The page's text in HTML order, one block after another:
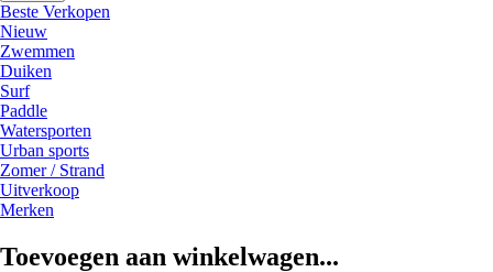
Beste Verkopen
Nieuw
Zwemmen
Duiken
Surf
Paddle
Watersporten
Urban sports
Zomer / Strand
Uitverkoop
Merken
Toevoegen aan winkelwagen...